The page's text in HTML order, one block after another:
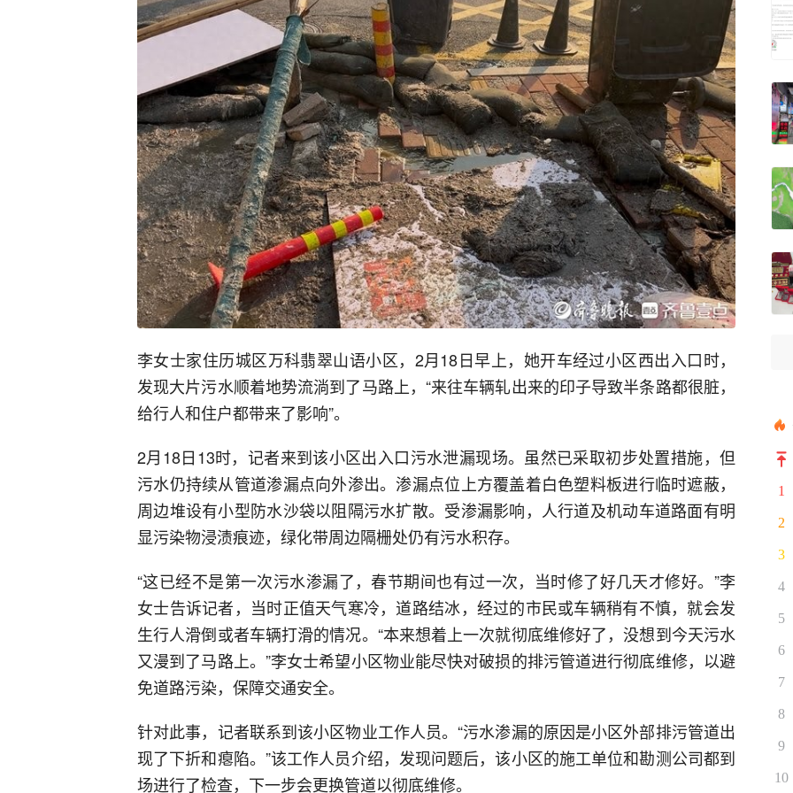
李女士家住历城区万科翡翠山语小区，2月18日早上，她开车经过小区西出入口时，
发现大片污水顺着地势流淌到了马路上，“来往车辆轧出来的印子导致半条路都很脏，
给行人和住户都带来了影响”。
2月18日13时，记者来到该小区出入口污水泄漏现场。虽然已采取初步处置措施，但
污水仍持续从管道渗漏点向外渗出。渗漏点位上方覆盖着白色塑料板进行临时遮蔽，
周边堆设有小型防水沙袋以阻隔污水扩散。受渗漏影响，人行道及机动车道路面有明
显污染物浸渍痕迹，绿化带周边隔栅处仍有污水积存。
“这已经不是第一次污水渗漏了，春节期间也有过一次，当时修了好几天才修好。”李
女士告诉记者，当时正值天气寒冷，道路结冰，经过的市民或车辆稍有不慎，就会发
生行人滑倒或者车辆打滑的情况。“本来想着上一次就彻底维修好了，没想到今天污水
又漫到了马路上。”李女士希望小区物业能尽快对破损的排污管道进行彻底维修，以避
免道路污染，保障交通安全。
针对此事，记者联系到该小区物业工作人员。“污水渗漏的原因是小区外部排污管道出
现了下折和瘪陷。”该工作人员介绍，发现问题后，该小区的施工单位和勘测公司都到
场进行了检查，下一步会更换管道以彻底维修。
1
2
3
4
5
6
7
8
9
10